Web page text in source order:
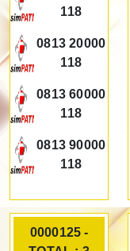
118
0813 20000
118
0813 60000
118
0813 90000
118
0000125 -